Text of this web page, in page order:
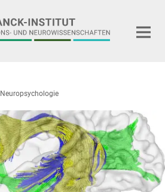
Neuropsychologie